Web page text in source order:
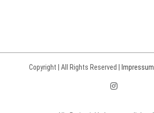
Copyright | All Rights Reserved | Impressum
Instagram